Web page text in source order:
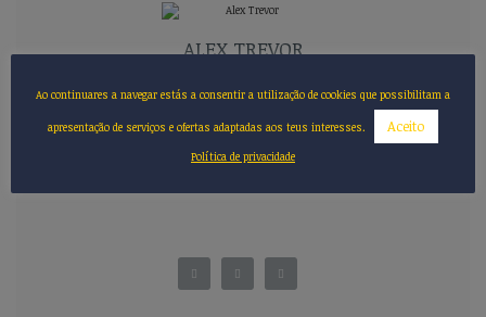
ALEX TREVOR
Ao continuares a navegar estás a consentir a utilização de cookies que possibilitam a
apresentação de serviços e ofertas adaptadas aos teus interesses. Aceito
Política de privacidade